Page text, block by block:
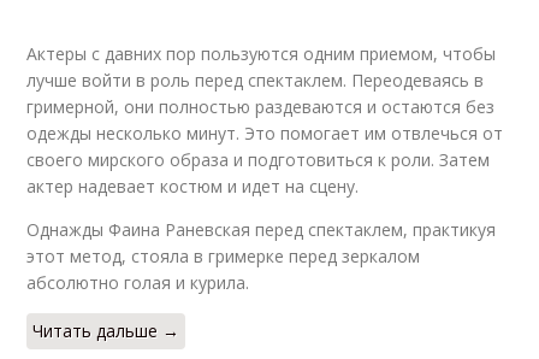
Актеры с давних пор пользуются одним приемом, чтобы
лучше войти в роль перед спектаклем. Переодеваясь в
гримерной, они полностью раздеваются и остаются без
одежды несколько минут. Это помогает им отвлечься от
своего мирского образа и подготовиться к роли. Затем
актер надевает костюм и идет на сцену.
Однажды Фаина Раневская перед спектаклем, практикуя
этот метод, стояла в гримерке перед зеркалом
абсолютно голая и курила.
Читать дальше →